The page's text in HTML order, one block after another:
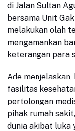
di Jalan Sultan
bersama Unit
melakukan olah
mengamankan
keterangan para
Ade
fasilitas
pertolongan
pihak rumah
dunia akibat luka